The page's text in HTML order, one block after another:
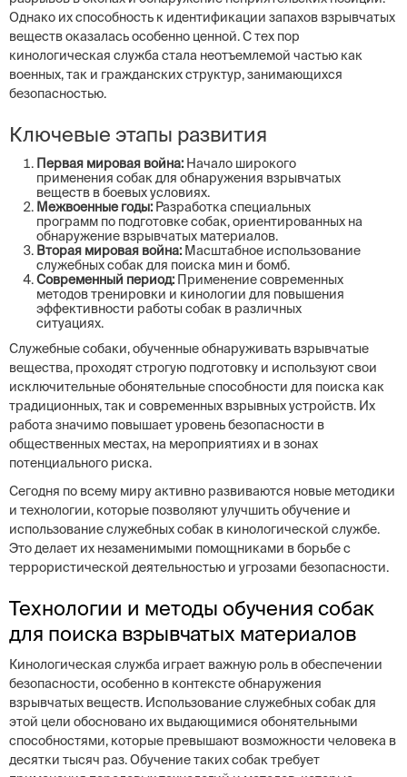
Однако их способность к идентификации запахов взрывчатых
веществ оказалась особенно ценной. С тех пор
кинологическая служба стала неотъемлемой частью как
военных, так и гражданских структур, занимающихся
безопасностью.
Ключевые этапы развития
Первая мировая война: Начало широкого
применения собак для обнаружения взрывчатых
веществ в боевых условиях.
Межвоенные годы: Разработка специальных
программ по подготовке собак, ориентированных на
обнаружение взрывчатых материалов.
Вторая мировая война: Масштабное использование
служебных собак для поиска мин и бомб.
Современный период: Применение современных
методов тренировки и кинологии для повышения
эффективности работы собак в различных
ситуациях.
Служебные собаки, обученные обнаруживать взрывчатые
вещества, проходят строгую подготовку и используют свои
исключительные обонятельные способности для поиска как
традиционных, так и современных взрывных устройств. Их
работа значимо повышает уровень безопасности в
общественных местах, на мероприятиях и в зонах
потенциального риска.
Сегодня по всему миру активно развиваются новые методики
и технологии, которые позволяют улучшить обучение и
использование служебных собак в кинологической службе.
Это делает их незаменимыми помощниками в борьбе с
террористической деятельностью и угрозами безопасности.
Технологии и методы обучения собак
для поиска взрывчатых материалов
Кинологическая служба играет важную роль в обеспечении
безопасности, особенно в контексте обнаружения
взрывчатых веществ. Использование служебных собак для
этой цели обосновано их выдающимися обонятельными
способностями, которые превышают возможности человека в
десятки тысяч раз. Обучение таких собак требует